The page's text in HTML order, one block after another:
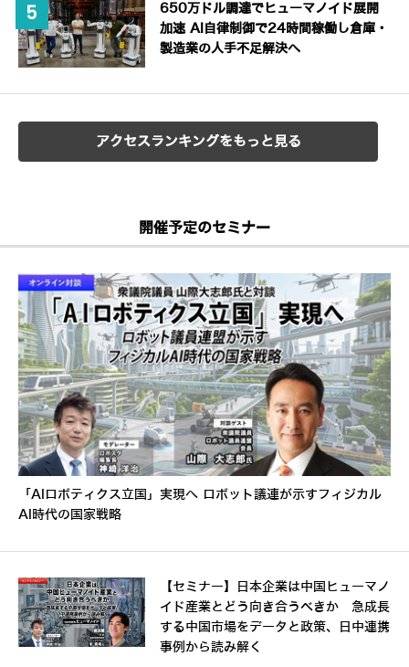
650万ドル調達でヒューマノイド展開
加速 AI自律制御で24時間稼働し倉庫・
製造業の人手不足解決へ
アクセスランキングをもっと見る
開催予定のセミナー
「AIロボティクス立国」実現へ ロボット議連が示すフィジカル
AI時代の国家戦略
【セミナー】日本企業は中国ヒューマノ
イド産業とどう向き合うべきか 急成長
する中国市場をデータと政策、日中連携
事例から読み解く